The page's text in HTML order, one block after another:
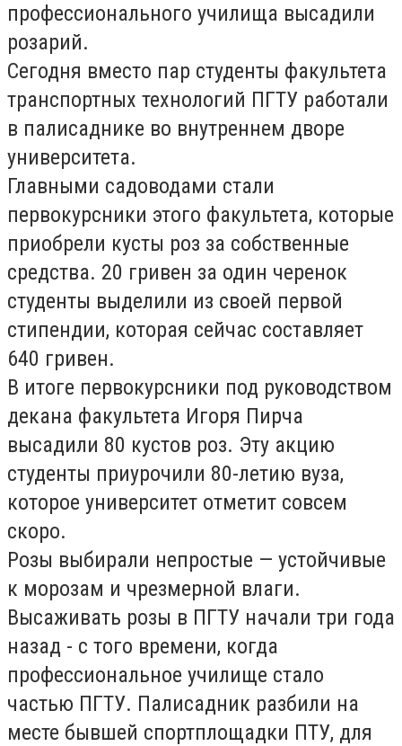
профессионального училища высадили
розарий.
Сегодня вместо пар студенты факультета
транспортных технологий ПГТУ работали
в палисаднике во внутреннем дворе
университета.
Главными садоводами стали
первокурсники этого факультета, которые
приобрели кусты роз за собственные
средства. 20 гривен за один черенок
студенты выделили из своей первой
стипендии, которая сейчас составляет
640 гривен.
В итоге первокурсники под руководством
декана факультета Игоря Пирча
высадили 80 кустов роз. Эту акцию
студенты приурочили 80-летию вуза,
которое университет отметит совсем
скоро.
Розы выбирали непростые — устойчивые
к морозам и чрезмерной влаги.
Высаживать розы в ПГТУ начали три года
назад - с того времени, когда
профессиональное училище стало
частью ПГТУ. Палисадник разбили на
месте бывшей спортплощадки ПТУ, для